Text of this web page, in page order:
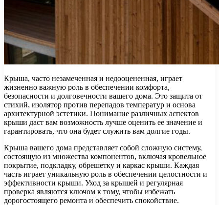
Крыша, часто незамеченная и недооцененная, играет
жизненно важную роль в обеспечении комфорта,
безопасности и долговечности вашего дома. Это защита от
стихий, изолятор против перепадов температур и основа
архитектурной эстетики. Понимание различных аспектов
крыши даст вам возможность лучше оценить ее значение и
гарантировать, что она будет служить вам долгие годы.
Крыша вашего дома представляет собой сложную систему,
состоящую из множества компонентов, включая кровельное
покрытие, подкладку, обрешетку и каркас крыши. Каждая
часть играет уникальную роль в обеспечении целостности и
эффективности крыши. Уход за крышей и регулярная
проверка являются ключом к тому, чтобы избежать
дорогостоящего ремонта и обеспечить спокойствие.